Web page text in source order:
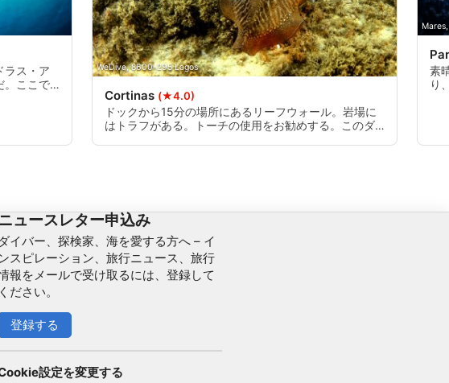
ラス・ア
。ここで
WeDive, 8600-295 Lagos
Cortinas (★4.0)
ドックから15分の場所にあるリーフウォール。岩場に
はトラフがある。トーチの使用をお勧めする。このダ
素
り
ュースレター申込み
ダイバー、探検家、海を愛する方へ – イ
ンスピレーション、旅行ニュース、旅行
報をメールで受け取るには、登録して
ください。
登録する
設定を変更する